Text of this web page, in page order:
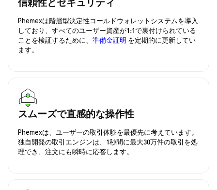
Phemexは階層型決定性コールドウォレットシステムを導入
しており、すべてのユーザー資産が1:1で裏付けられている
ことを検証するために、 準備金証明 を定期的に更新してい
ます。
スムーズで直感的な操作性
Phemexは、ユーザーの取引体験を最優先に考えています。
独自開発の取引エンジンは、1秒間に最大30万件の取引を処
理でき、注文にも瞬時に応答します。